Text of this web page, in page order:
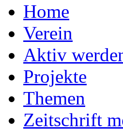
Home
Verein
Aktiv
Projekte
Themen
Zeitschrift